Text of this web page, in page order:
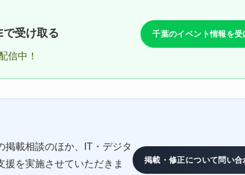
受け取る
信中！
千葉のイベント情報を受
掲載相談のほか、IT・デジタ
援を実施させていただきま
掲載・修正について問い合